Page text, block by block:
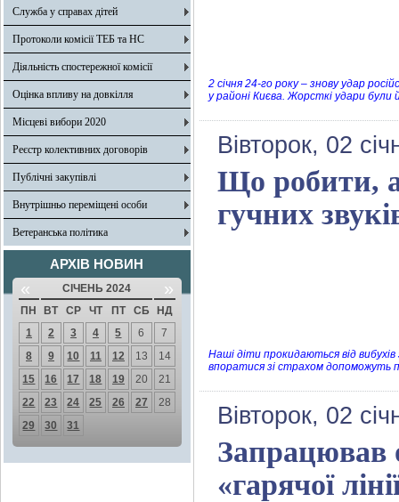
Служба у справах дітей
Протоколи комісії ТЕБ та НС
Діяльність спостережної комісії
Оцінка впливу на довкілля
Місцеві вибори 2020
Реєстр колективних договорів
Публічні закупівлі
Внутрішньо переміщені особи
Ветеранська політика
АРХІВ НОВИН
« СІЧЕНЬ 2024 »
ПН ВТ СР ЧТ ПТ СБ
НД
1
2 3 4 5 6
7
8
9 10 11 12 13
14
15
16 17 18 19 20
21
22
23 24 25 26 27
28
29
30 31
2 січня 24-го року – знову удар
у районі Києва. Жорсткі удари були
Вівторок, 02
Що робити,
гучних
Наші діти прокидаються від
впоратися зі страхом допоможуть
Вівторок, 02
Запрацював
«гарячої